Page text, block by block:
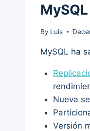
By Luis
MySQL ha
Nueva
Versión